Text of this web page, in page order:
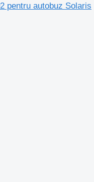
pentru autobuz Solaris